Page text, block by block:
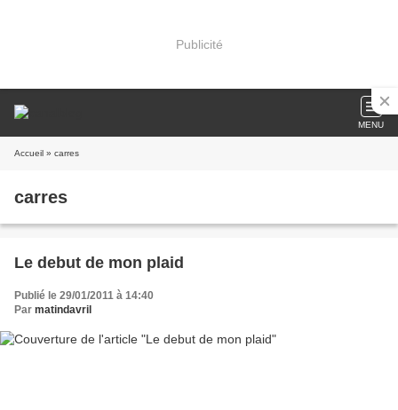
Publicité
MENU
Accueil » carres
carres
Le debut de mon plaid
Publié le 29/01/2011 à 14:40
Par matindavril